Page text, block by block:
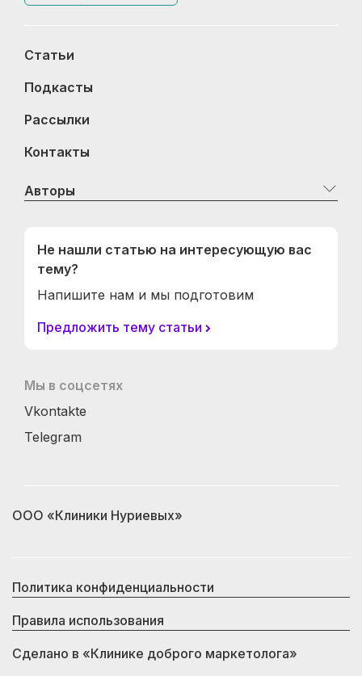
Статьи
Подкасты
Рассылки
Контакты
Авторы
Не нашли статью на интересующую вас
тему?
Напишите нам и мы подготовим
Предложить тему статьи
Мы в соцсетях
Vkontakte
Telegram
ООО «Клиники Нуриевых»
Политика конфиденциальности
Правила использования
Сделано в «Клинике доброго маркетолога»